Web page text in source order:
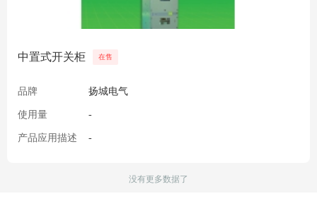
中置式开关柜 在售
品牌 扬城电气
使用量 -
产品应用描述 -
没有更多数据了